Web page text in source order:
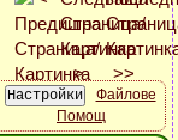
Файлове
Помощ